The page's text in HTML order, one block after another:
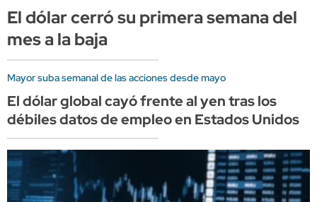
El dólar cerró su primera semana del
mes a la baja
Mayor suba semanal de las acciones desde mayo
El dólar global cayó frente al yen tras los
débiles datos de empleo en Estados Unidos